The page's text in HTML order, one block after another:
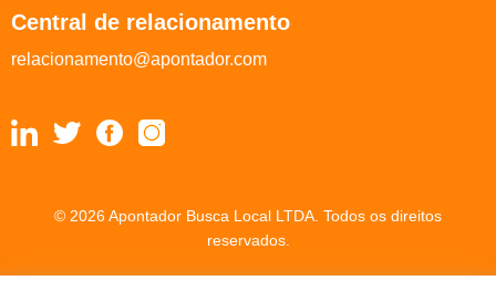
Central de relacionamento
relacionamento@apontador.com
© 2026 Apontador Busca Local LTDA. Todos os direitos
reservados.